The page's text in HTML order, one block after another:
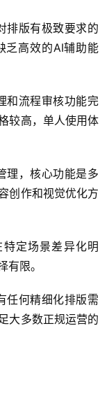
排版有极致要求的
乏高效的AI辅助能
和流程审核功能完
较高，单人使用体
理，核心功能是多
创作和视觉优化方
定场景差异化明
限。
任何精细化排版需
大多数正规运营的